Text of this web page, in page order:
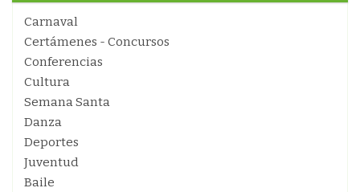
Carnaval
Certámenes - Concursos
Conferencias
Cultura
Semana Santa
Danza
Deportes
Juventud
Baile